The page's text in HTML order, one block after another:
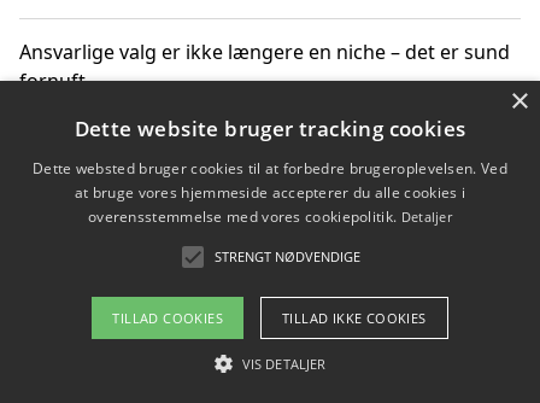
Ansvarlige valg er ikke længere en niche – det er sund
fornuft
Sådan kan du handle bæredygtigt og bestil med
faktura
Om / kontakt
Blog Betingelser
×
Dette website bruger tracking cookies
Dette websted bruger cookies til at forbedre brugeroplevelsen. Ved
at bruge vores hjemmeside accepterer du alle cookies i
overensstemmelse med vores cookiepolitik. Detaljer
STRENGT NØDVENDIGE
TILLAD COOKIES TILLAD IKKE COOKIES
VIS DETALJER